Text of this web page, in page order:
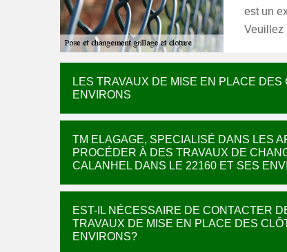
est un
Veuillez
LES TRAVAUX DE MISE EN PLACE
ENVIRONS
TM ELAGAGE, SPECIALISÉ DANS LES
PROCÉDER À DES TRAVAUX DE
CALANHEL DANS LE 22160 ET SES
EST-IL NÉCESSAIRE DE CONTACTER
TRAVAUX DE MISE EN PLACE DES
ENVIRONS?